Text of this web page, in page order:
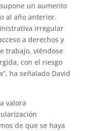
un aumento
al año anterior.
irregular
a derechos y
trabajo, viéndose
con el riesgo
ha señalado David
valora
de que se haya